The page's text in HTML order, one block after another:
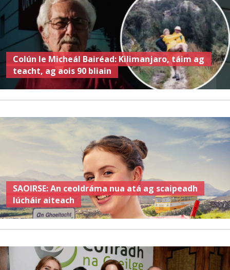
Colún le Micheál Bairéad: Kilimanjaro, táim ag
teacht, ag aois 90 bliain
SAOIRSE: An ceoldráma nua atá ag scaipeadh
lúcháir aiteach